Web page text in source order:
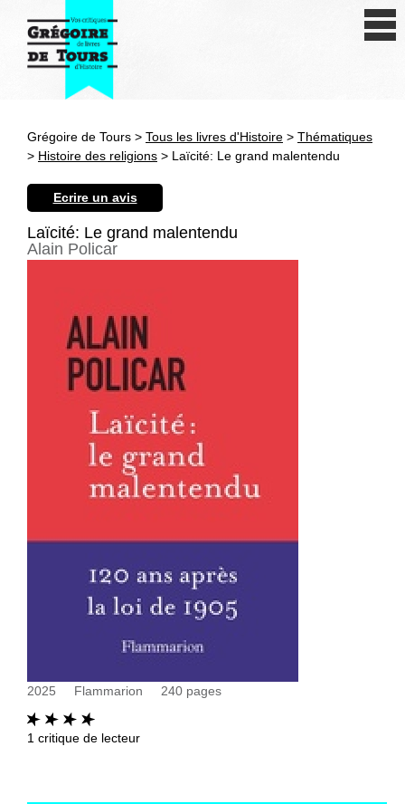
Antiquité
Epoque moderne
Thématiques
Grégoire de Tours > Tous les livres d'Histoire > Thématiques
> Histoire des religions > Laïcité: Le grand malentendu
Ecrire un avis
Laïcité: Le grand malentendu
Alain Policar
2025 Flammarion 240 pages
1 critique de lecteur